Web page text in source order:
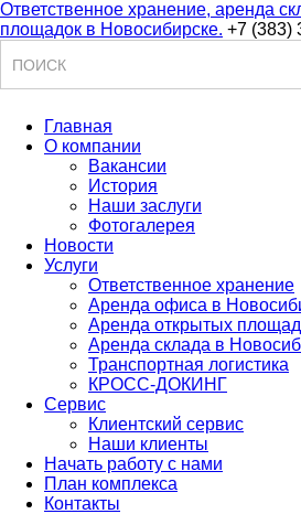
Ответственное хранение, аренда
площадок в Новосибирске. +7 (383)
Главная
О компании
Вакансии
История
Наши заслуги
Фотогалерея
Новости
Услуги
Ответственное хранение
Аренда офиса в
Аренда открытых
Аренда склада в
Транспортная логистика
КРОСС-ДОКИНГ
Сервис
Клиентский сервис
Наши клиенты
Начать работу с нами
План комплекса
Контакты